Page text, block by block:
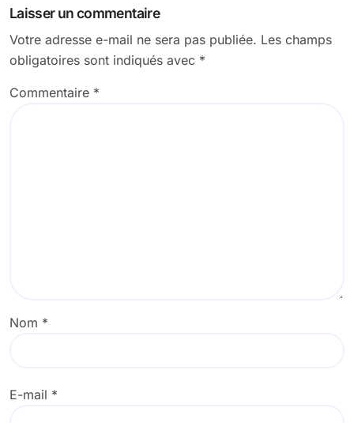
Laisser un commentaire
Votre adresse e-mail ne sera pas publiée. Les champs
obligatoires sont indiqués avec *
Commentaire *
Nom *
E-mail *